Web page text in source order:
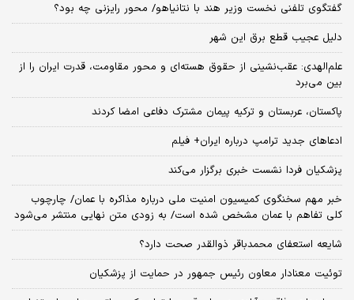
گفتگوی تلفنی نخست وزیر هند با نتانیاهو/ محور رایزنی چه بود؟
دلیل عجیب قطع برق این شهر
علم‌الهدی: عقب‌نشینی از حقوق هسته‌ای و محور مقاومت، قدرت ایران را از
بین می‌برد
پاکستان، عربستان و ترکیه پیمان مشترک دفاعی امضا کردند
ادعاهای جدید ترامپ درباره ایران+ فیلم
پزشکیان فردا نشست خبری برگزار می‌کند
خبر مهم سخنگوی کمیسیون امنیت ملی درباره مذاکره با عمان/ چارچوب
کلی تفاهم با عمان مشخص شده است/ به زودی متن نهایی منتشر می‌شود
شایعه استعفای محمدباقر ذوالقدر صحت دارد؟
توئیت معنادار معاون رئیس جمهور در حمایت از پزشکیان